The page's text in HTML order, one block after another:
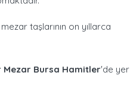
taşlarının on yıllarca
Mezar Bursa Hamitler'de yer